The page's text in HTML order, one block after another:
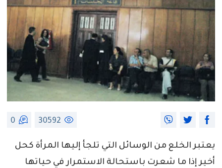
30592
0
يعتبر الخلع من الوسائل التي تلجأ إليها المرأة كحل
أخير إذا ما شعرت باستحالة الاستمرار في حياتها